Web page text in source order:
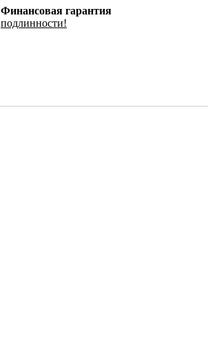
Финансовая гарантия
подлинности!